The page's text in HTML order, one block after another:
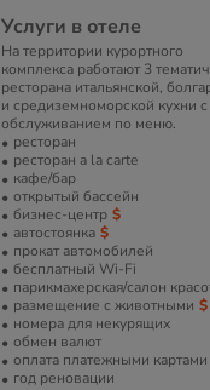
Услуги в отеле
На территории курортного
комплекса работают 3
ресторана итальянской,
и средиземноморской кухни с
обслуживанием по меню.
ресторан
ресторан a la carte
кафе/бар
открытый бассейн
бизнес-центр
автостоянка
прокат автомобилей
бесплатный Wi-Fi
парикмахерская/салон
размещение с животными
номера для некурящих
обмен валют
оплата платежными картами
год реновации